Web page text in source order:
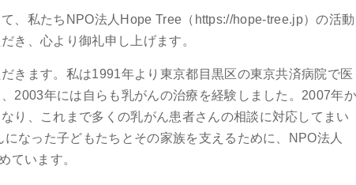
、私たちNPO法人Hope Tree（https://hope-tree.jp）の活動
き、心より御礼申し上げます。
きます。私は1991年より東京都目黒区の東京共済病院で医
2003年には自らも乳がんの治療を経験しました。2007年
り、これまで多くの乳がん患者さんの相談に対応してまい
なった子どもたちとその家族を支えるために、NPO法人
ています。